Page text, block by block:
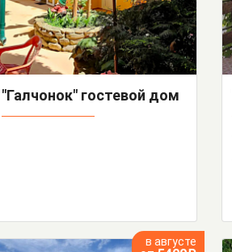
"Галчонок" гостевой дом
в августе